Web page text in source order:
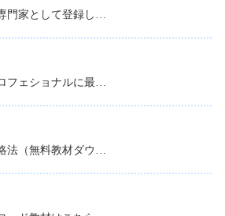
門家として登録し…
フェショナルに最…
法（無料教材ダウ…